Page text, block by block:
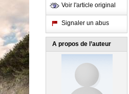
Voir l'article original
Signaler un abus
A propos de l’auteur